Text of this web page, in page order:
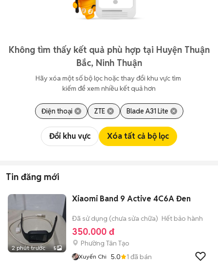
Không tìm thấy kết quả phù hợp tại Huyện Thuận
Bắc, Ninh Thuận
Hãy xóa một số bộ lọc hoặc thay đổi khu vực tìm
kiếm để xem nhiều kết quả hơn
Điện thoại ZTE Blade A31 Lite
Đổi khu vực Xóa tất cả bộ lọc
Tin đăng mới
2 phút trước 5
Xiaomi Band 9 Active 4C6A Đen
Đã sử dụng (chưa sửa chữa) Hết bảo hành
350.000 đ
Phường Tân Tạo
Xuyến Chi 5.0 1 đã bán